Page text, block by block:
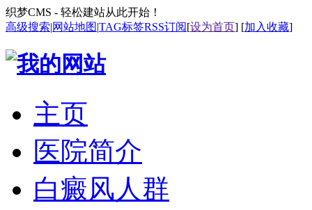
织梦CMS - 轻松建站从此开始！
高级搜索|网站地图|TAG标签RSS订阅[设为首页] [加入收藏]
主页
医院简介
白癜风人群